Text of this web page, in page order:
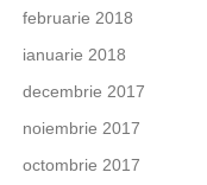
februarie 2018
ianuarie 2018
decembrie 2017
noiembrie 2017
octombrie 2017